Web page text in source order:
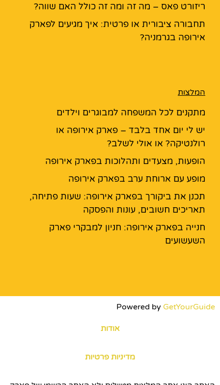
ריזורט פאס – מה זה ומה זה כולל האם שווה?
תחבורה ציבורית או פרטית: איך מגיעים לפארק
אירופה בגרמניה?
המלצות
מתקנים לכל המשפחה למבוגרים וילדים
יש לי יום אחד בלבד – פארק אירופה או
רולנטיקה? או אולי לשלב?
הופעות, מצעדים ותהלוכות בפארק אירופה
מופע עם ארוחת ערב בפארק אירופה
תכנן את ביקורך בפארק אירופה: שעות פתיחה,
תאריכים חשובים, עונות והפסקה
חנייה בפארק אירופה: חניון למבקרי פארק
השעשועים
Powered by GetYourGuide
אודות
מדיניות פרטיות